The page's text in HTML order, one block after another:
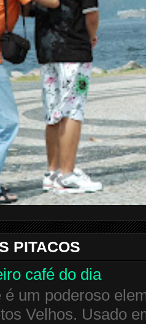
PITACOS
café do dia
é um poderoso
Velhos. Usado